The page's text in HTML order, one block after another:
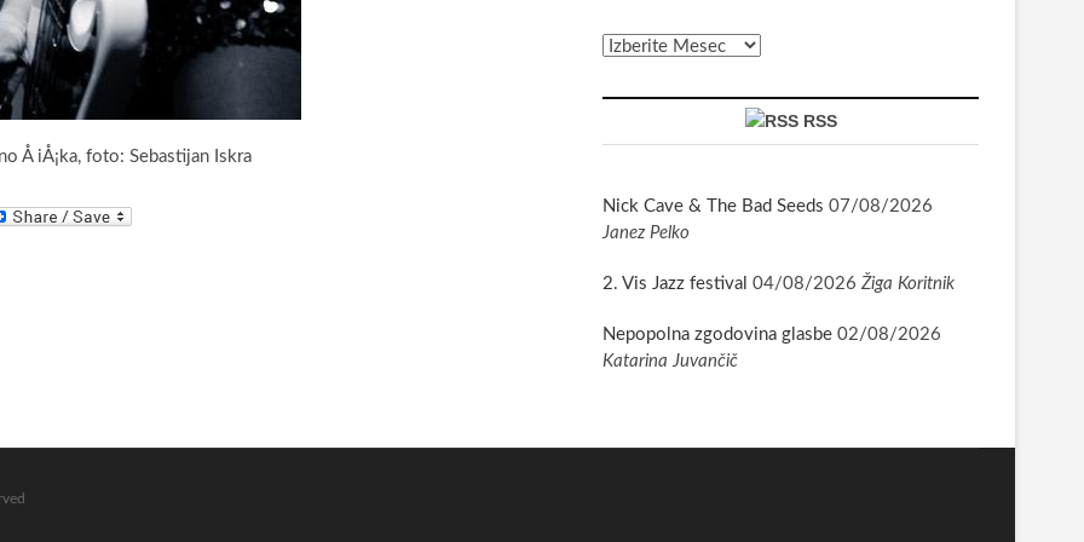
Å iÅ¡ka, foto: Sebastijan Iskra
Arhiv
RSS
Nick Cave & The Bad Seeds 07/08/2026
Janez Pelko
2. Vis Jazz festival 04/08/2026 Žiga Koritnik
Nepopolna zgodovina glasbe 02/08/2026
Katarina Juvančič